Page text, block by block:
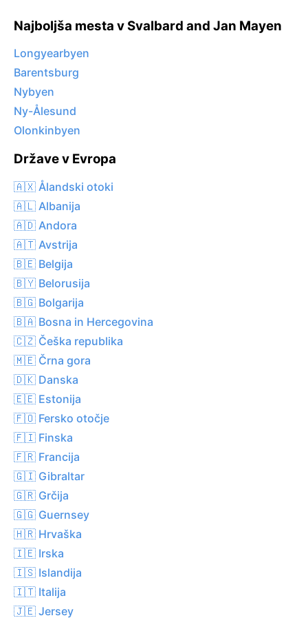
Najboljša mesta v Svalbard and Jan Mayen
Longyearbyen
Barentsburg
Nybyen
Ny-Ålesund
Olonkinbyen
Države v Evropa
🇦🇽 Ålandski otoki
🇦🇱 Albanija
🇦🇩 Andora
🇦🇹 Avstrija
🇧🇪 Belgija
🇧🇾 Belorusija
🇧🇬 Bolgarija
🇧🇦 Bosna in Hercegovina
🇨🇿 Češka republika
🇲🇪 Črna gora
🇩🇰 Danska
🇪🇪 Estonija
🇫🇴 Fersko otočje
🇫🇮 Finska
🇫🇷 Francija
🇬🇮 Gibraltar
🇬🇷 Grčija
🇬🇬 Guernsey
🇭🇷 Hrvaška
🇮🇪 Irska
🇮🇸 Islandija
🇮🇹 Italija
🇯🇪 Jersey